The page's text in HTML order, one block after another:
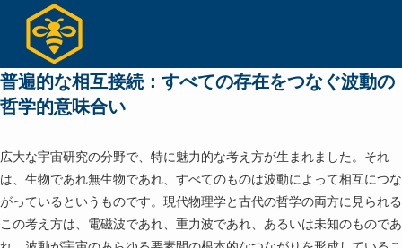
ン
ツ
キ
ッ
プ
普遍的な相互接続：すべての存在をつなぐ波動の
哲学的意味合い
広大な宇宙研究の分野で、特に魅力的な考え方が生まれました。それ
は、生物であれ無生物であれ、すべてのものは波動によって相互につな
がっているというものです。現代物理学と古代の哲学の両方に見られる
この考え方は、電磁波であれ、重力波であれ、あるいは未知のものであ